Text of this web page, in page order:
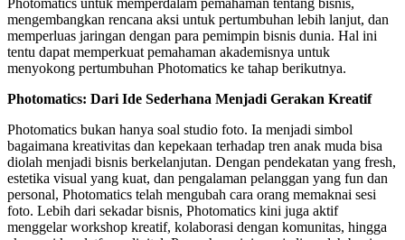
mengembangkan rencana aksi untuk pertumbuhan lebih lanjut, dan
memperluas jaringan dengan para pemimpin bisnis dunia. Hal ini
tentu dapat memperkuat pemahaman akademisnya untuk
menyokong pertumbuhan Photomatics ke tahap berikutnya.
Photomatics: Dari Ide Sederhana Menjadi Gerakan Kreatif
Photomatics bukan hanya soal studio foto. Ia menjadi simbol
bagaimana kreativitas dan kepekaan terhadap tren anak muda bisa
diolah menjadi bisnis berkelanjutan. Dengan pendekatan yang fresh,
estetika visual yang kuat, dan pengalaman pelanggan yang fun dan
personal, Photomatics telah mengubah cara orang memaknai sesi
foto. Lebih dari sekadar bisnis, Photomatics kini juga aktif
menggelar workshop kreatif, kolaborasi dengan komunitas, hingga